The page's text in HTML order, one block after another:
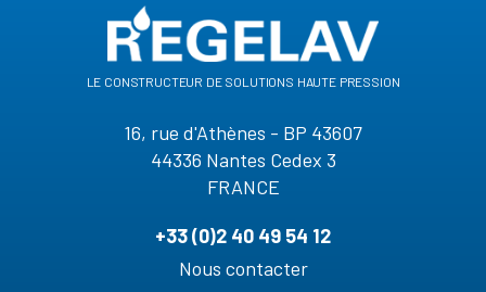
le constructeur de solutions haute pression
16, rue d'Athènes - BP 43607
44336 Nantes Cedex 3
FRANCE
+33 (0)2 40 49 54 12
Nous contacter